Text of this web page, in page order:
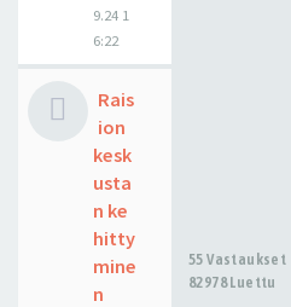
9.24 1
6:22
Rais
ion
kesk
usta
n ke
hitty
mine
n
55 Vastaukset
82978 Luettu